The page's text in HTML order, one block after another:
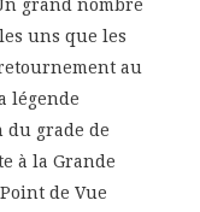
grand nombre
uns que les
au
légende
du grade de
à la Grande
de Vue